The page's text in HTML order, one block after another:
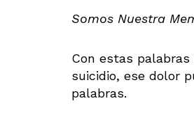
Somos Nuestra
Con estas
suicidio, ese dolor
palabras.